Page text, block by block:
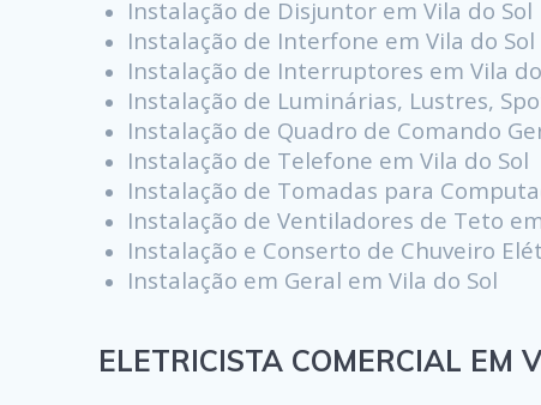
Instalação de Disjuntor em Vila do Sol
Instalação de Interfone em Vila do Sol
Instalação de Interruptores em Vila
Instalação de Luminárias, Lustres,
Instalação de Quadro de Comando
Instalação de Telefone em Vila do Sol
Instalação de Tomadas para
Instalação de Ventiladores de Teto
Instalação e Conserto de Chuveiro
Instalação em Geral em Vila do Sol
ELETRICISTA COMERCIAL EM